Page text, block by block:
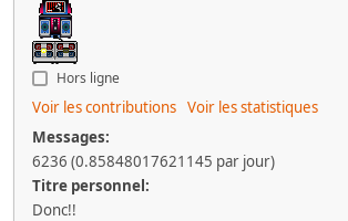
Hors ligne
Voir les contributions Voir les statistiques
Messages:
6236 (0.85848017621145 par jour)
Titre personnel:
Donc!!